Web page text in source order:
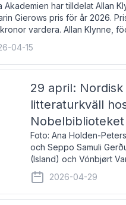
Akademien har tilldelat Allan
Gierows pris för år 2026.
vardera. Allan Klynne,
författare, översättare och
samhällsliv. Ut
04-15
29 april: Nordisk
litteraturkväll
Nobelbiblioteket
Foto: Ana Holden-
och Seppo Samuli
(Island) och Vónbjørt
läser ur sina verk och
John Swedenmark. De
färöiska, isländska och
2026-04-29